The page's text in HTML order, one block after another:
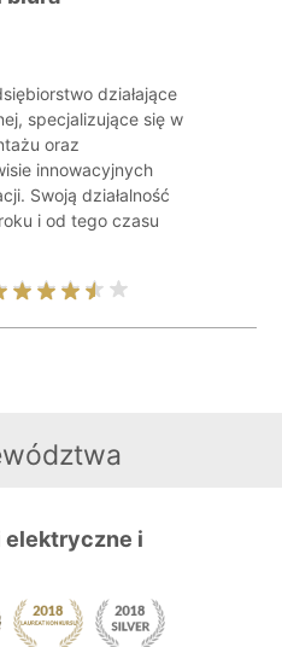
działające
specjalizujące się w
oraz
innowacyjnych
Swoją działalność
i od tego czasu
elektryczne i